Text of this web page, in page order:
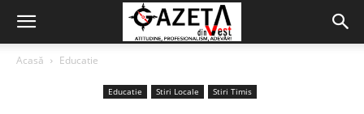
Acasă Educatie
Educatie Stiri Locale Stiri Timis